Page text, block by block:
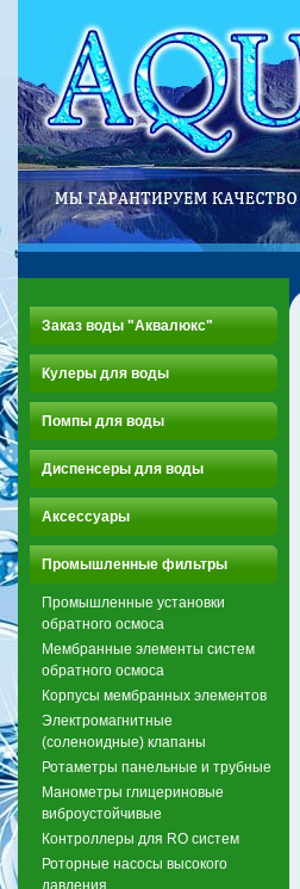
Заказ воды "Аквалюкс"
Кулеры для воды
Помпы для воды
Диспенсеры для воды
Аксессуары
Промышленные фильтры
Промышленные установки
обратного осмоса
Мембранные элементы систем
обратного осмоса
Корпусы мембранных элементов
Электромагнитные
(соленоидные) клапаны
Ротаметры панельные и трубные
Манометры глицериновые
виброустойчивые
Контроллеры для RO систем
Роторные насосы высокого
давления